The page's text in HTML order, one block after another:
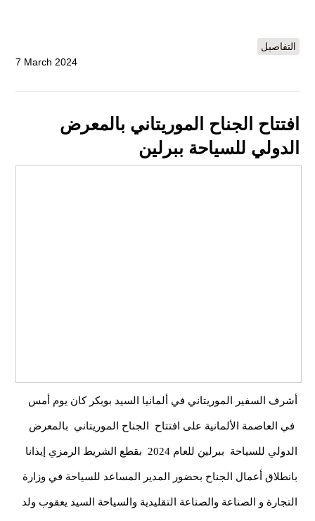
التفاصيل
7 March 2024
افتتاح الجناح الموريتاني بالمعرض
الدولي للسياحة ببرلين
أشرف السفير الموريتاني في ألمانيا السيد بوبكر كان يوم أمس
في العاصمة الألمانية على افتتاح الجناح الموريتاني بالمعرض
الدولي للسياحة ببرلين للعام 2024 بقطع الشريط الرمزي إيذانا
بانطلاق أعمال الجناح بحضور المدير المساعد للسياحة في وزارة
التجارة و الصناعة والصناعة التقليدية والسياحة السيد يعقوب ولد